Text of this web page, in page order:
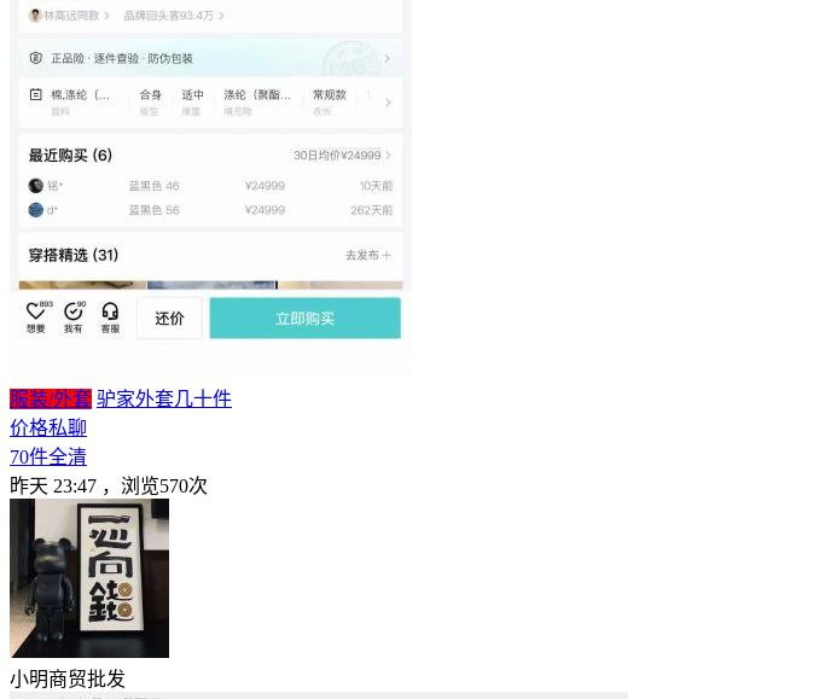
服装/外套 驴家外套几十件
价格私聊
70件全清
昨天 23:47 ，浏览570次
小明商贸批发